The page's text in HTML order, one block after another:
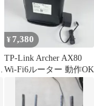
¥ 7,380
TP-Link Archer AX80
Wi-Fi6ルーター 動作OK